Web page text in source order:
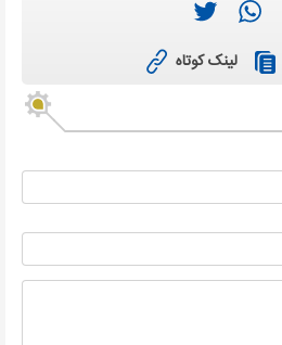
Twitter
WhatsApp
لینک کوتاه